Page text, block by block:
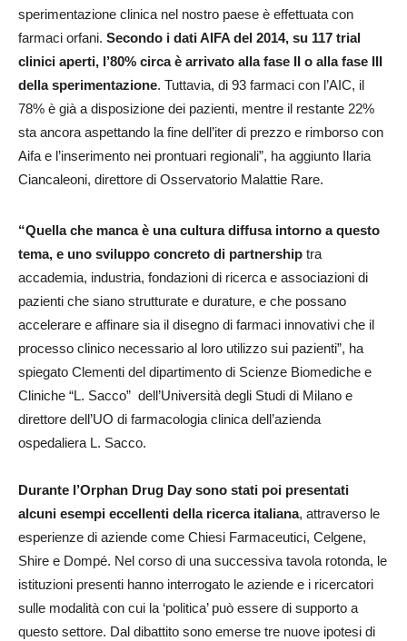
sperimentazione clinica nel nostro paese è effettuata con
farmaci orfani. Secondo i dati AIFA del 2014, su 117 trial
clinici aperti, l’80% circa è arrivato alla fase II o alla fase III
della sperimentazione. Tuttavia, di 93 farmaci con l’AIC, il
78% è già a disposizione dei pazienti, mentre il restante 22%
sta ancora aspettando la fine dell’iter di prezzo e rimborso con
Aifa e l’inserimento nei prontuari regionali”, ha aggiunto Ilaria
Ciancaleoni, direttore di Osservatorio Malattie Rare.
“Quella che manca è una cultura diffusa intorno a questo
tema, e uno sviluppo concreto di partnership tra
accademia, industria, fondazioni di ricerca e associazioni di
pazienti che siano strutturate e durature, e che possano
accelerare e affinare sia il disegno di farmaci innovativi che il
processo clinico necessario al loro utilizzo sui pazienti”, ha
spiegato Clementi del dipartimento di Scienze Biomediche e
Cliniche “L. Sacco” dell’Università degli Studi di Milano e
direttore dell’UO di farmacologia clinica dell’azienda
ospedaliera L. Sacco.
Durante l’Orphan Drug Day sono stati poi presentati
alcuni esempi eccellenti della ricerca italiana, attraverso le
esperienze di aziende come Chiesi Farmaceutici, Celgene,
Shire e Dompé. Nel corso di una successiva tavola rotonda, le
istituzioni presenti hanno interrogato le aziende e i ricercatori
sulle modalità con cui la ‘politica’ può essere di supporto a
questo settore. Dal dibattito sono emerse tre nuove ipotesi di